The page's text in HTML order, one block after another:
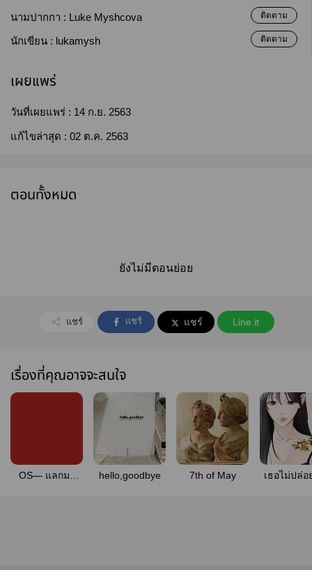
นามปากกา : Luke Myshcova ติดตาม
นักเขียน : lukamysh ติดตาม
เผยแพร่
วันที่เผยแพร่ : 14 ก.ย. 2563
แก้ไขล่าสุด : 02 ต.ค. 2563
ตอนทั้งหมด
ยังไม่มีตอนย่อย
แชร์ แชร์ แชร์ Line it
เรื่องที่คุณอาจจะสนใจ
OS— แลกมา
hello,goodbye 7th of May
เธอไม่ปล่